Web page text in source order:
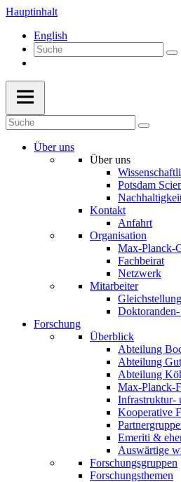
Hauptinhalt
English
Über uns
Über uns
Potsdam
Kontakt
Anfahrt
Organisation
Max-Planck-
Fachbeirat
Netzwerk
Mitarbeiter
Gleichstellung
Forschung
Überblick
Abteilung
Abteilung
Abteilung
Max-Planck-
Infrastruktur-
Kooperative
Emeriti &
Auswärtige
Forschungsgruppen
Forschungsthemen